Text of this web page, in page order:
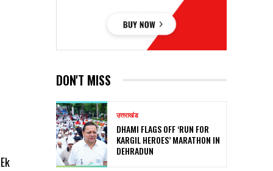
DON'T MISS
उत्तराखंड
DHAMI FLAGS OFF ‘RUN FOR
KARGIL HEROES’ MARATHON IN
DEHRADUN